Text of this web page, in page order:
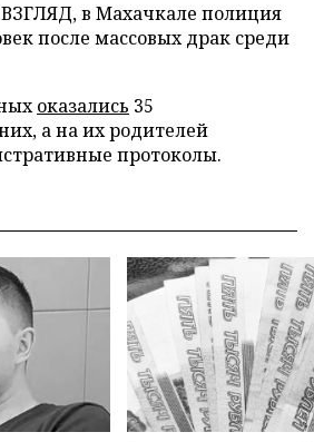
ВЗГЛЯД, в Махачкале полиция
после массовых драк среди
оказались 35
а на их родителей
протоколы.